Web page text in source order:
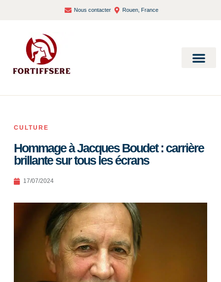
Nous contacter Rouen, France
CULTURE
Hommage à Jacques Boudet : carrière
brillante sur tous les écrans
17/07/2024